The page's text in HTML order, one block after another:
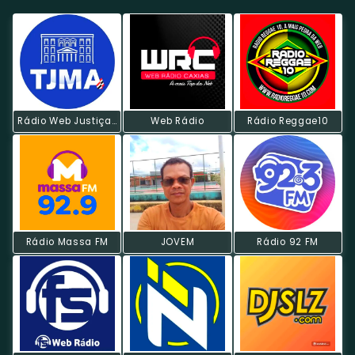
Rádio Web Justiça Do Maranhão Web Rádio Rádio Reggae10
Rádio Massa FM JOVEM Rádio 92 FM